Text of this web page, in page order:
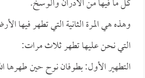
وهذه هي المرة الثانية التي تطهر فيها
التي نحن عليها تطهر ثلاث مرات:
التطهير الأول: بطوفان نوح حين طهرها